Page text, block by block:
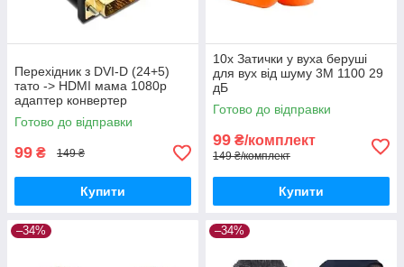
Перехідник з DVI-D (24+5)
тато -> HDMI мама 1080p
адаптер конвертер
Готово до відправки
99 ₴ 149 ₴
Купити
10x Затички у вуха беруші
для вух від шуму 3M 1100 29
дБ
Готово до відправки
99 ₴/комплект
149 ₴/комплект
Купити
–34% –34%